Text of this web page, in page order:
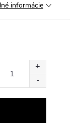
informácie